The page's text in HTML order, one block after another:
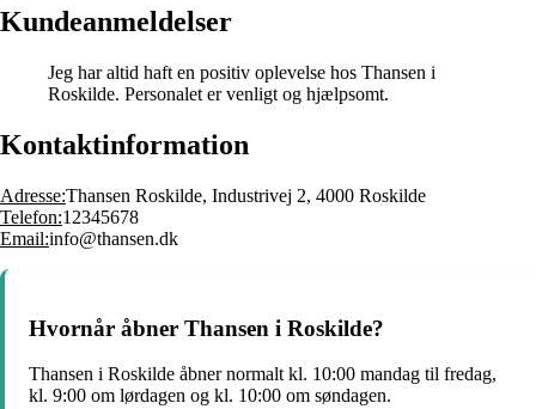
Kundeanmeldelser
Jeg har altid haft en positiv oplevelse hos Thansen i
Roskilde. Personalet er venligt og hjælpsomt.
Kontaktinformation
Adresse:Thansen Roskilde, Industrivej 2, 4000 Roskilde
Telefon:12345678
Email:info@thansen.dk
Hvornår åbner Thansen i Roskilde?
Thansen i Roskilde åbner normalt kl. 10:00 mandag til fredag,
kl. 9:00 om lørdagen og kl. 10:00 om søndagen.